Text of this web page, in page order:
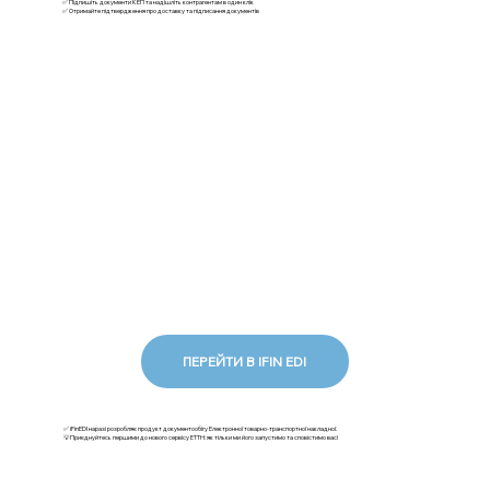
✅ Підпишіть документи КЕП та надішліть контрагентам в один клік
✅ Отримайте підтвердження про доставку та підписання документів
ПЕРЕЙТИ В IFIN EDI
✅ iFinEDI наразі розробляє продукт документообігу Електронної товарно-транспортної накладної.
💡Приєднуйтесь першими до нового сервісу ЕТТН: як тільки ми його запустимо та сповістимо вас!